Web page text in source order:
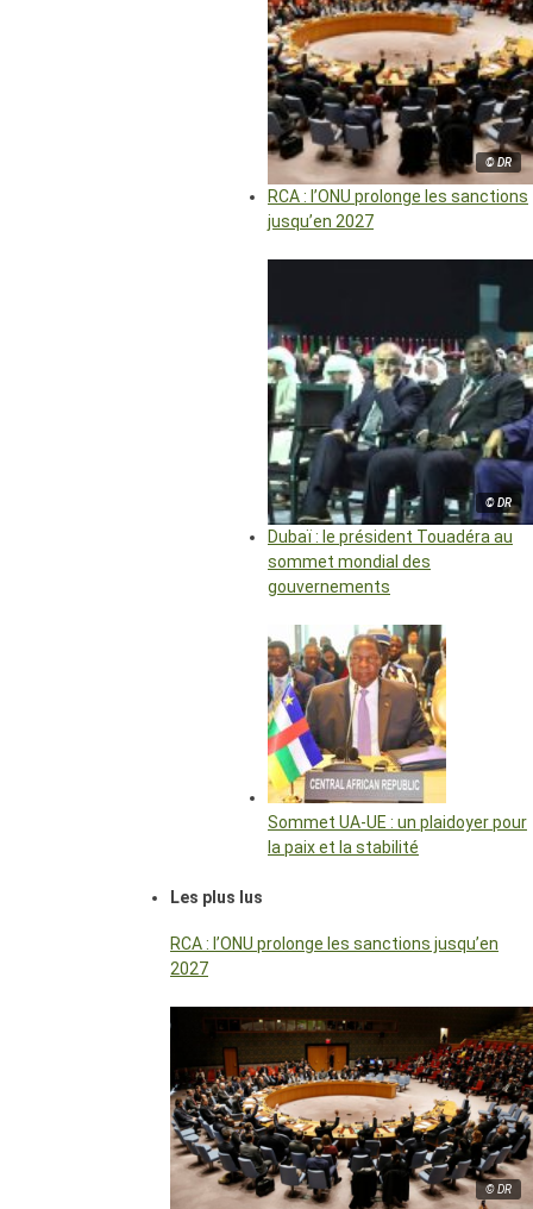
© DR
RCA : l’ONU prolonge les sanctions
jusqu’en 2027
© DR
Dubaï : le président Touadéra au
sommet mondial des
gouvernements
Sommet UA-UE : un plaidoyer pour
la paix et la stabilité
Les plus lus
RCA : l’ONU prolonge les sanctions jusqu’en
2027
© DR